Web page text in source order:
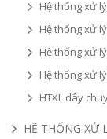
Hệ thống xử
Hệ thống xử
Hệ thống xử
Hệ thống xử
HTXL dây
HỆ THỐNG XỬ